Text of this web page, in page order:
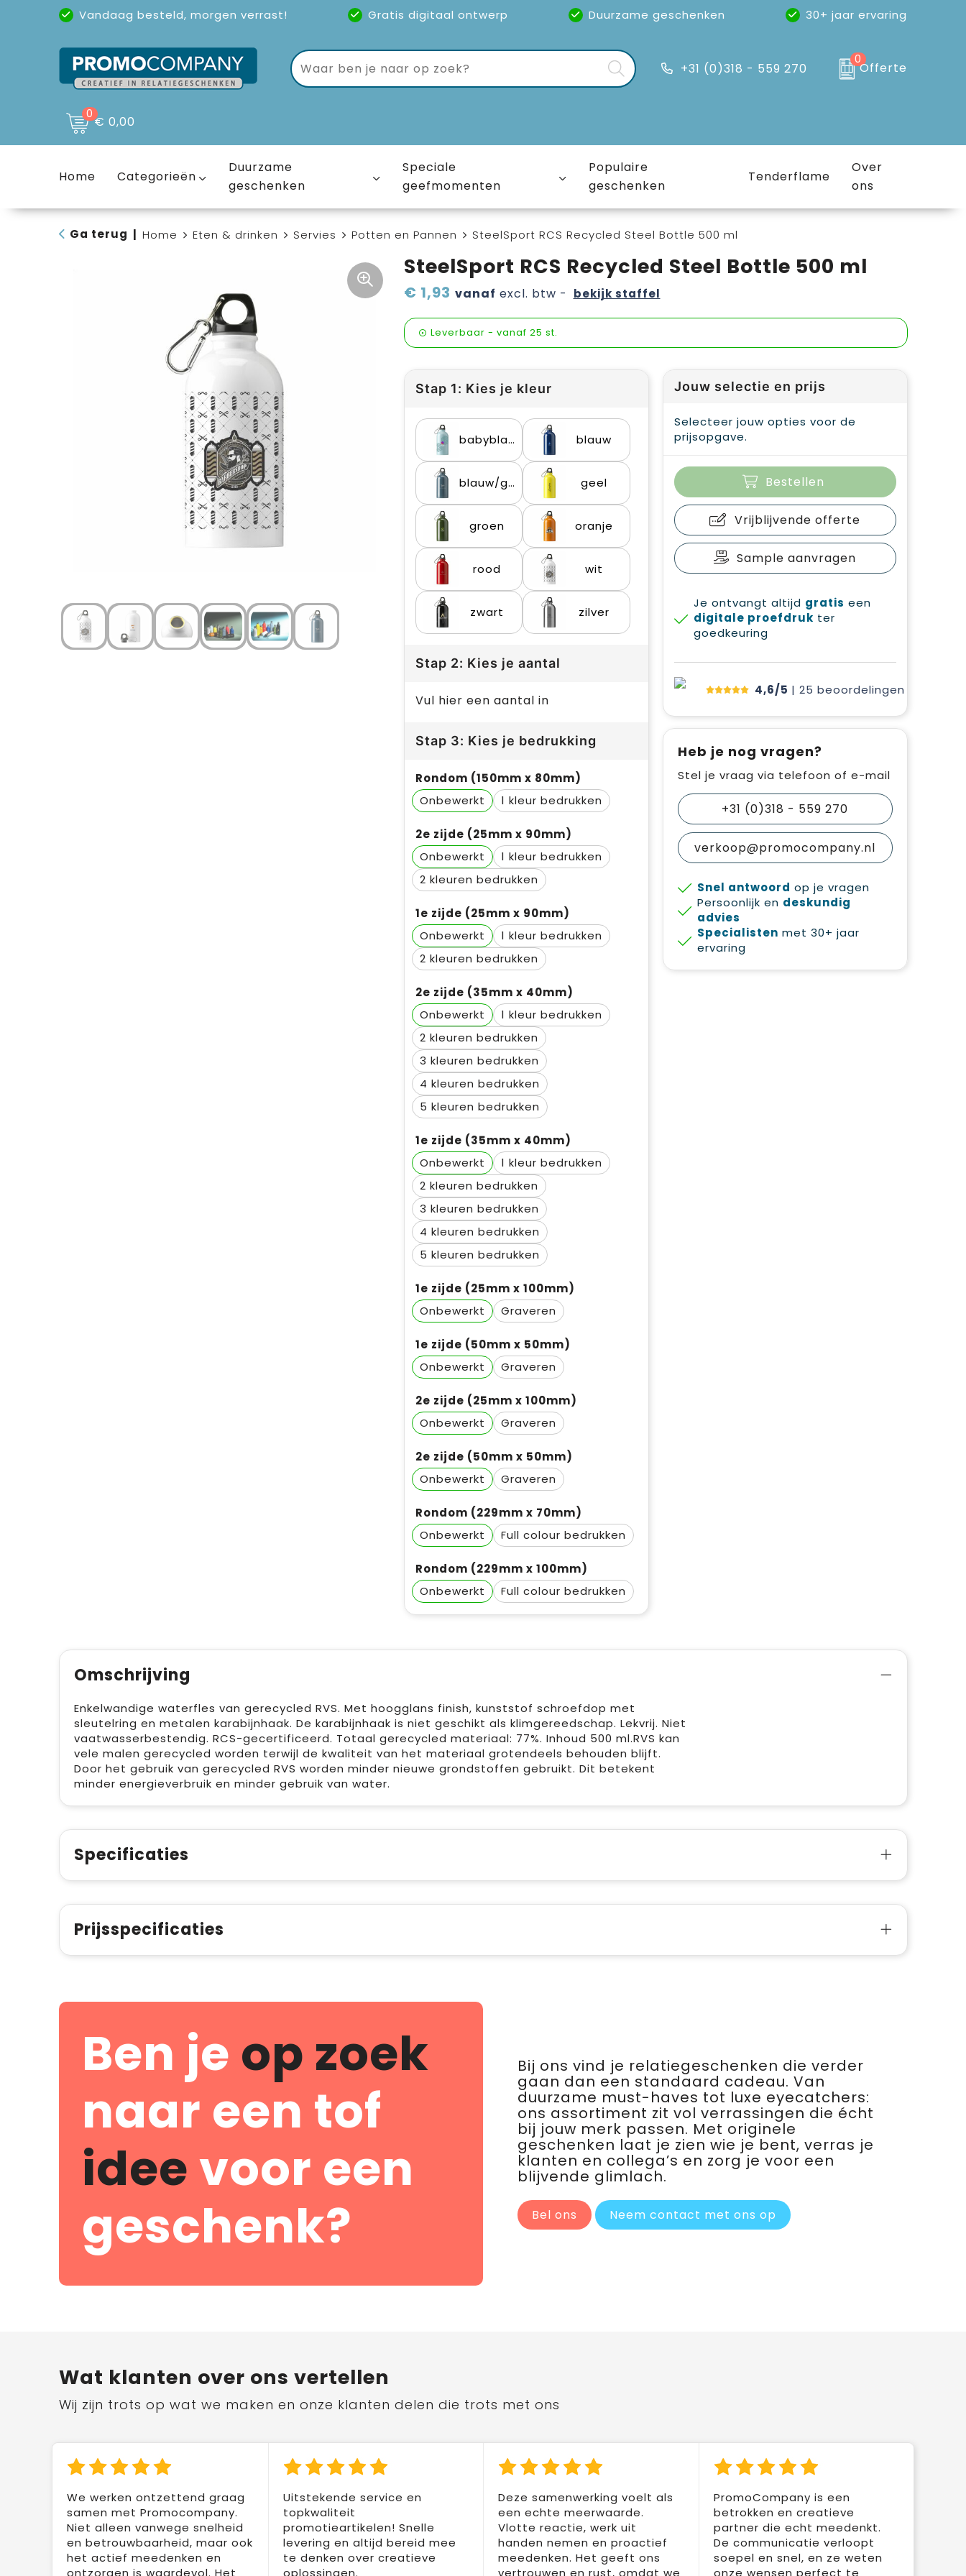
Vandaag besteld, morgen verrast! Gratis digitaal ontwerp Duurzame geschenken
30+ jaar ervaring
Uitstekende reviews(4,6/5)
+31 (0)318 - 559 270
0
Offerte
0€ 0,00
Home Categorieën
Duurzame
geschenken
Speciale
geefmomenten
Populaire
geschenken
Tenderflame
Over
ons
Ga terug Home Eten & drinken Servies Potten en Pannen SteelSport RCS Recycled Steel Bottle 500 ml
SteelSport RCS Recycled Steel Bottle 500 ml
€ 1,93 vanaf excl. btw - bekijk staffel
Leverbaar - vanaf 25 st.
Stap 1: Kies je kleur
babyblauw blauw
blauw/groen geel
groen oranje
rood wit
zwart zilver
Stap 2: Kies je aantal
Vul hier een aantal in
Stap 3: Kies je bedrukking
Rondom (150mm x 80mm)
Onbewerkt
1
2e zijde (25mm x 90mm)
Onbewerkt
1
2
1e zijde (25mm x 90mm)
Onbewerkt
1
2
2e zijde (35mm x 40mm)
Onbewerkt
1
2
3
4
5
1e zijde (35mm x 40mm)
Onbewerkt
1
2
3
4
5
1e zijde (25mm x 100mm)
Onbewerkt
Graveren
1e zijde (50mm x 50mm)
Onbewerkt
Graveren
2e zijde (25mm x 100mm)
Onbewerkt
Graveren
2e zijde (50mm x 50mm)
Onbewerkt
Graveren
Rondom (229mm x 70mm)
Onbewerkt
Full colour
Rondom (229mm x 100mm)
Onbewerkt
Full colour
Jouw selectie en prijs
Selecteer jouw opties voor de
prijsopgave.
Bestellen
Vrijblijvende offerte
Sample aanvragen
Je ontvangt altijd gratis een
digitale proefdruk ter
goedkeuring
4,6/5 | 25 beoordelingen
Heb je nog vragen?
Stel je vraag via telefoon of e-mail
+31 (0)318 - 559 270
verkoop@promocompany.nl
Snel antwoord op je vragen
Persoonlijk en deskundig
advies
Specialisten met 30+ jaar
ervaring
Omschrijving
Enkelwandige waterfles van gerecycled RVS. Met hoogglans finish, kunststof schroefdop met
sleutelring en metalen karabijnhaak. De karabijnhaak is niet geschikt als klimgereedschap. Lekvrij. Niet
vaatwasserbestendig. RCS-gecertificeerd. Totaal gerecycled materiaal: 77%. Inhoud 500 ml.RVS kan
vele malen gerecycled worden terwijl de kwaliteit van het materiaal grotendeels behouden blijft.
Door het gebruik van gerecycled RVS worden minder nieuwe grondstoffen gebruikt. Dit betekent
minder energieverbruik en minder gebruik van water.
Specificaties
Prijsspecificaties
Ben je op zoek
naar een tof
ideevoor een
geschenk?
Bij ons vind je relatiegeschenken die verder
gaan dan een standaard cadeau. Van
duurzame must-haves tot luxe eyecatchers:
ons assortiment zit vol verrassingen die écht
bij jouw merk passen. Met originele
geschenken laat je zien wie je bent, verras je
klanten en collega’s en zorg je voor een
blijvende glimlach.
Bel ons Neem contact met ons op
Wat klanten over ons vertellen
Wij zijn trots op wat we maken en onze klanten delen die trots met ons
We werken ontzettend graag
samen met Promocompany.
Niet alleen vanwege snelheid
en betrouwbaarheid, maar ook
het actief meedenken en
ontzorgen is waardevol. Het
Uitstekende service en
topkwaliteit
promotieartikelen! Snelle
levering en altijd bereid mee
te denken over creatieve
oplossingen.
Deze samenwerking voelt als
een echte meerwaarde.
Vlotte reactie, werk uit
handen nemen en proactief
meedenken. Het geeft ons
vertrouwen en rust, omdat we
PromoCompany is een
betrokken en creatieve
partner die echt meedenkt.
De communicatie verloopt
soepel en snel, en ze weten
onze wensen perfect te